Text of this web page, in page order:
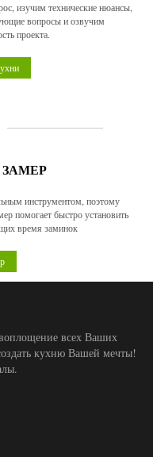
изучим технические нюансы,
вопросы и озвучим
проекта.
инструментом, поэтому
помогает быстро установить
время заминок
всех Ваших
кухню Вашей мечты!